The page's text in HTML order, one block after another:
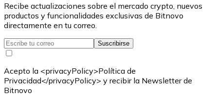
Recibe actualizaciones sobre el mercado crypto, nuevos
productos y funcionalidades exclusivas de Bitnovo
directamente en tu correo.
Suscribirse
Acepto la <privacyPolicy>Política de
Privacidad</privacyPolicy> y recibir la Newsletter de
Bitnovo